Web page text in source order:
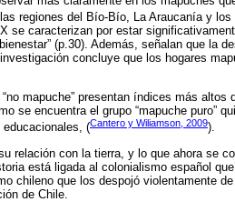
regiones del Bío-Bío, La Araucanía y
se caracterizan por estar
(p.30). Además, señalan que la
concluye que los hogares
mapuche” presentan índices más altos
se encuentra el grupo “mapuche puro”
(Cantero y Wiliamson, 2009).
relación con la tierra, y lo que ahora se
está ligada al colonialismo español
chileno que los despojó violentamente
de Chile.